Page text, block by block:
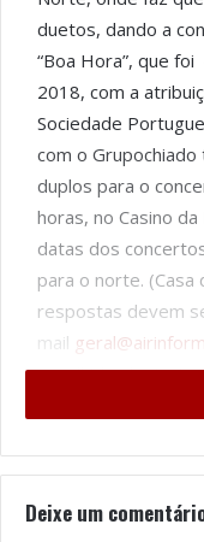
duetos, dando a
“Boa Hora”, que
2018, com a
Sociedade
com o
duplos para o
horas, no Casino
datas dos
para o norte. (Casa
respostas devem
mail
escolhido
por e-mail.
amigos a fazerem
Deixe um